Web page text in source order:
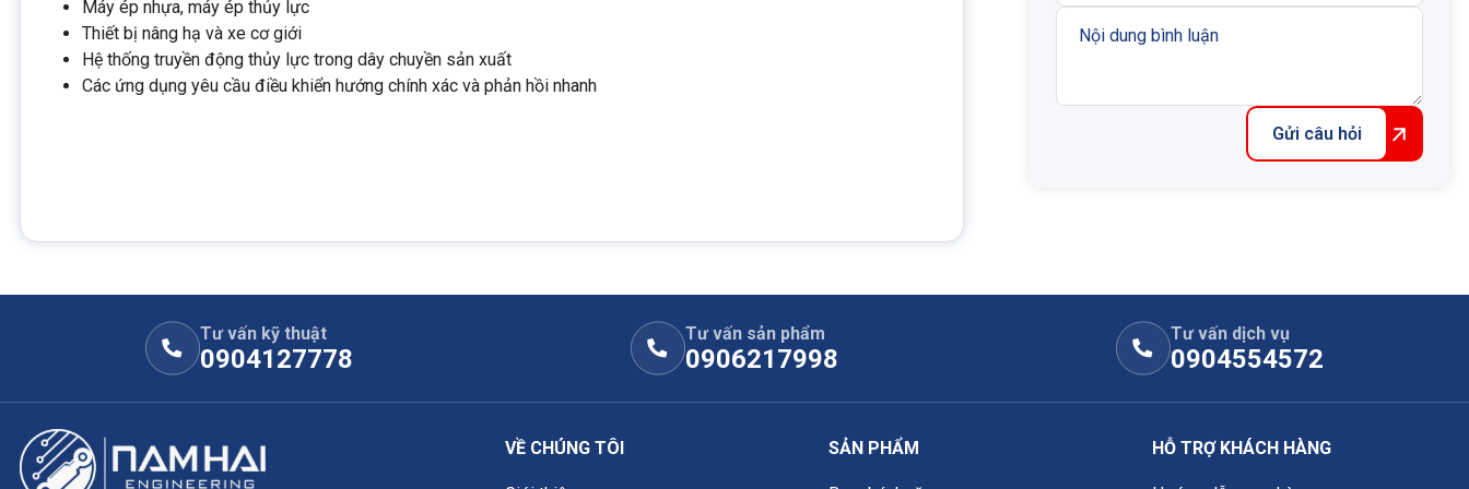
Máy ép nhựa, máy ép thủy lực
Thiết bị nâng hạ và xe cơ giới
Hệ thống truyền động thủy lực trong dây chuyền sản xuất
Các ứng dụng yêu cầu điều khiển hướng chính xác và phản hồi nhanh
Gửi câu hỏi
Tư vấn kỹ thuật
0904127778
Tư vấn sản phẩm
0906217998
Tư vấn dịch vụ
0904554572
VỀ CHÚNG TÔI SẢN PHẨM HỖ TRỢ KHÁCH HÀNG